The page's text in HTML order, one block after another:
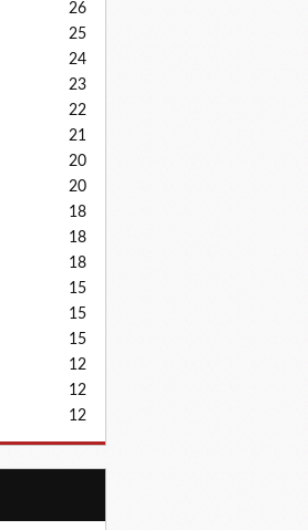
26
25
24
23
22
21
20
20
18
18
18
15
15
15
12
12
12